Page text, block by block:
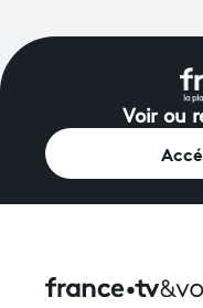
Voir ou